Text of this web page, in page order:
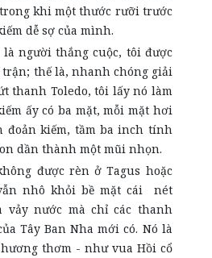
khi một thước rưỡi trước
dễ sợ của mình.
thắng cuộc, tôi được
thế là, nhanh chóng giải
thanh Toledo, tôi lấy nó làm
ấy có ba mặt, mỗi mặt hơi
đoản kiếm, tầm ba inch tính
dần thành một mũi nhọn.
rèn ở Tagus hoặc
nhô khỏi bề mặt cái nét
vảy nước mà chỉ các thanh
Tây Ban Nha mới có. Nó là
thơm - như vua Hồi cổ